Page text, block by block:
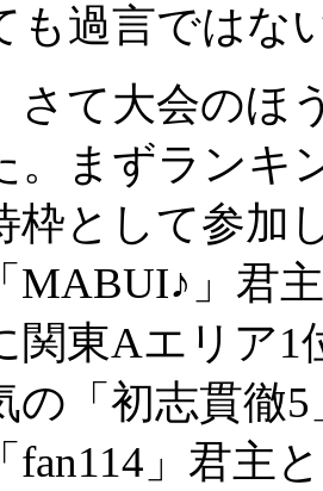
も過言ではな
さて大会のほ
。まずランキ
枠として参加
「MABUI♪」君
関東Aエリア1
の「初志貫徹
「fan114」君主